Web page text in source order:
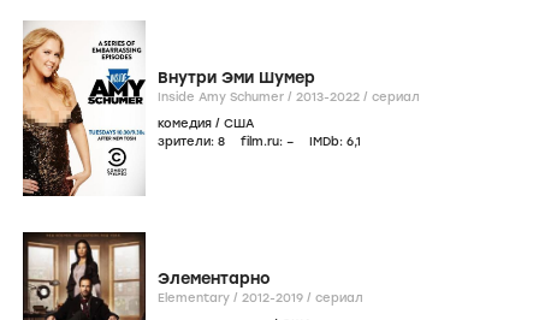
Внутри Эми Шумер
Inside Amy Schumer / 2013-2022 / сериал
комедия / США
зрители: 8 film.ru: – IMDb: 6,1
Элементарно
Elementary / 2012-2019 / сериал